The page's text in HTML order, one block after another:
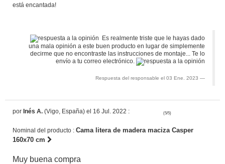
está encantada!
Es realmente triste que le hayas dado
una mala opinión a este buen producto en lugar de simplemente
decirme que no encontraste las instrucciones de montaje... Te lo
envío a tu correo electrónico.
Respuesta del responsable el 03 Ene. 2023
por Inés A. (Vigo, España) el 16 Jul. 2022 : (5/5)
Nominal del producto : Cama litera de madera maciza Casper
160x70 cm
Muy buena compra